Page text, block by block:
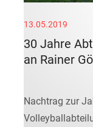
13.05.2019
30 Jahre
an Rainer
Nachtrag zur